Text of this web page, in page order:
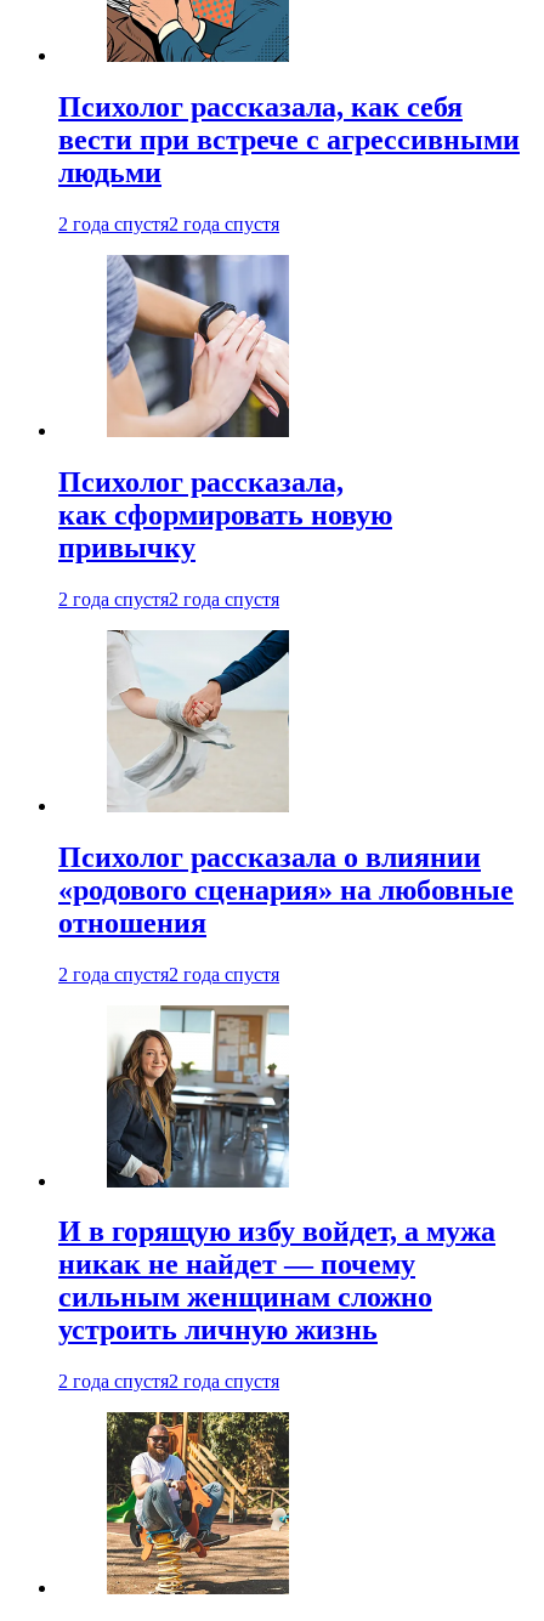
Психолог рассказала, как себя
вести при встрече с агрессивными
людьми
2 года спустя2 года спустя
Психолог рассказала,
как сформировать новую
привычку
2 года спустя2 года спустя
Психолог рассказала о влиянии
«родового сценария» на любовные
отношения
2 года спустя2 года спустя
И в горящую избу войдет, а мужа
никак не найдет — почему
сильным женщинам сложно
устроить личную жизнь
2 года спустя2 года спустя